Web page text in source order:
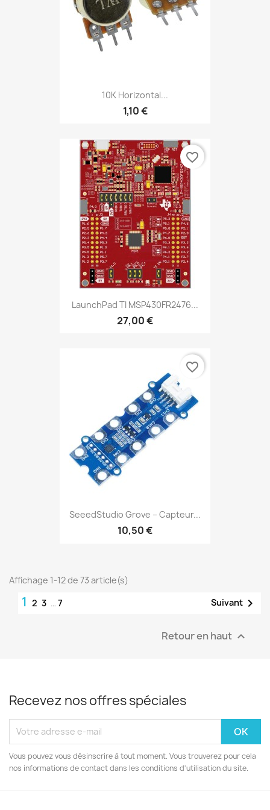
10K Horizontal...
1,10 €
LaunchPad TI MSP430FR2476...
27,00 €
favorite_border
SeeedStudio Grove – Capteur...
10,50 €
favorite_border
Affichage 1-12 de 73 article(s)
1 2 3 … 7 Suivant 
Retour en haut 
Recevez nos offres spéciales
Vous pouvez vous désinscrire à tout moment. Vous trouverez pour cela
nos informations de contact dans les conditions d'utilisation du site.